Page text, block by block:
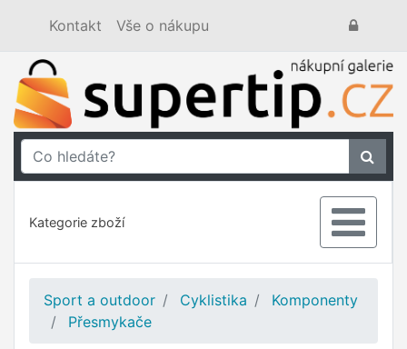
Kontakt Vše o nákupu
Kategorie zboží
Sport a outdoor Cyklistika
Komponenty
Přesmykače